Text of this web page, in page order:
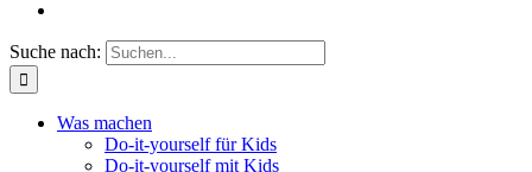
Suche nach:
Was machen
Do-it-yourself für Kids
Do-it-yourself mit Kids